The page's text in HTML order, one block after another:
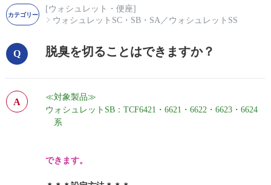
[ウォシュレット・便座]
ウォシュレットSC・SB・SA／ ウォシュレットSS
脱臭を切ることはできますか？
≪対象製品≫
ウォシュレットSB：TCF6421・6621・6622・6623・6624
系
できます。